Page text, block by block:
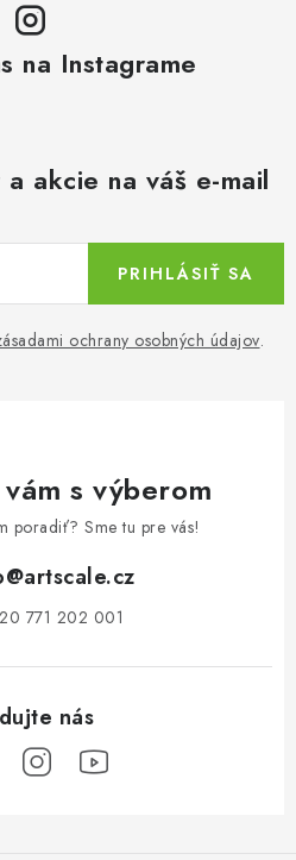
na Instagrame
akcie na váš e-mail
ochrany osobných údajov.
PRIHLÁSIŤ SA
s výberom
poradiť? Sme tu pre vás!
@artscale.cz
771 202 001​